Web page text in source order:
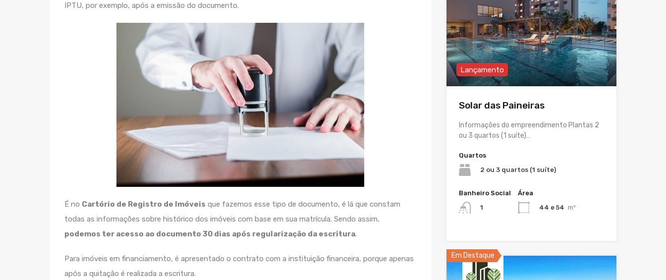
IPTU, por exemplo, após a emissão do documento.
É no Cartório de Registro de Imóveis que fazemos esse tipo de documento, é lá que constam
todas as informações sobre histórico dos imóveis com base em sua matrícula. Sendo assim,
podemos ter acesso ao documento 30 dias após regularização da escritura.
Para imóveis em financiamento, é apresentado o contrato com a instituição financeira, porque apenas
após a quitação é realizada a escritura.
Lançamento
Solar das Paineiras
Informações do empreendimento Plantas 2
ou 3 quartos (1 suíte)…
Quartos
2 ou 3 quartos (1 suíte)
Banheiro Social
1
Área
44 e 54 m²
Em Destaque